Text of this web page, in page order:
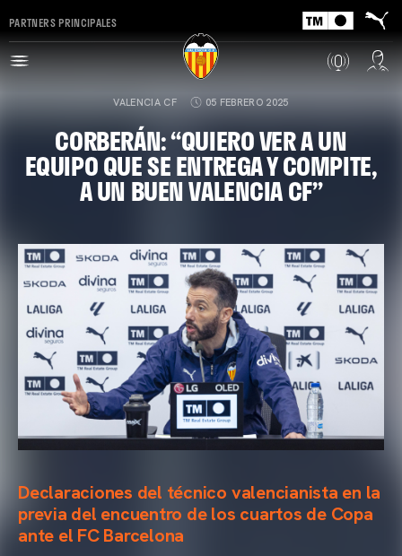
PARTNERS PRINCIPALES
VALENCIA CF 05 FEBRERO 2025
CORBERÁN: “QUIERO VER A UN
EQUIPO QUE SE ENTREGA Y COMPITE,
A UN BUEN VALENCIA CF”
Declaraciones del técnico valencianista en la
previa del encuentro de los cuartos de Copa
ante el FC Barcelona